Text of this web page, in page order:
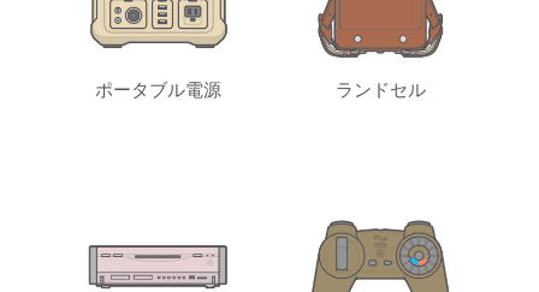
ポータブル電源 ランドセル